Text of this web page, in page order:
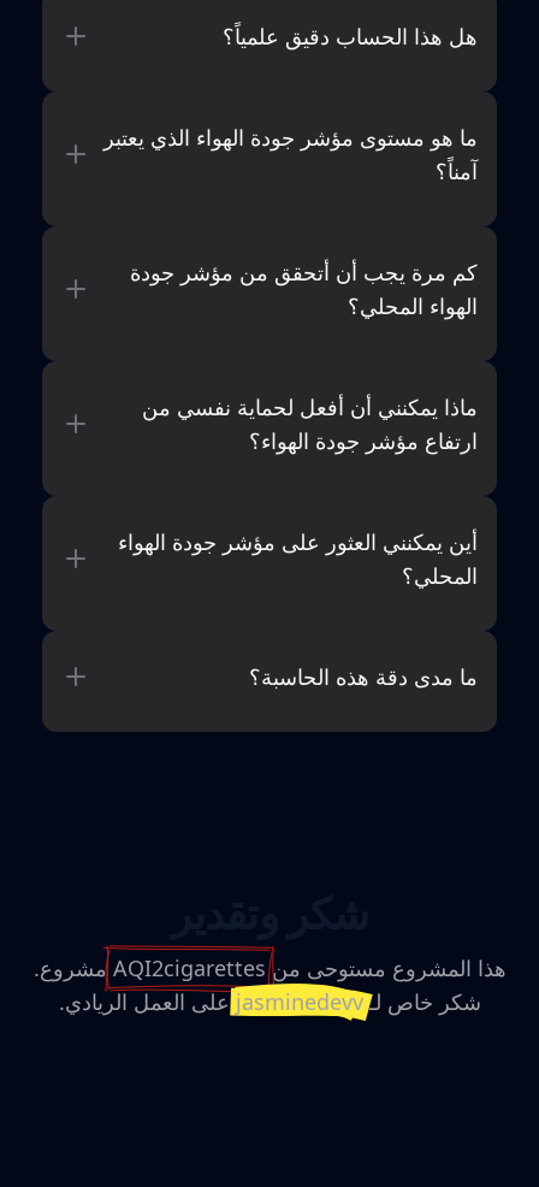
هل هذا الحساب دقيق علمياً؟
ما هو مستوى مؤشر جودة الهواء الذي يعتبر
آمناً؟
كم مرة يجب أن أتحقق من مؤشر جودة
الهواء المحلي؟
ماذا يمكنني أن أفعل لحماية نفسي من
ارتفاع مؤشر جودة الهواء؟
أين يمكنني العثور على مؤشر جودة الهواء
المحلي؟
ما مدى دقة هذه الحاسبة؟
هذا المشروع مستوحى من AQI2cigarettes مشروع.
شكر خاص لـ jasminedevv على العمل الريادي.